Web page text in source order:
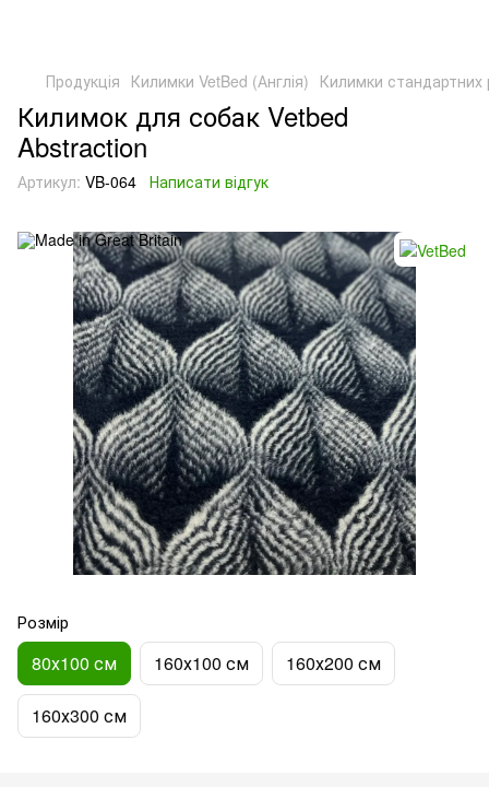
Продукція Килимки VetBed (Англія) Килимки стандартних
Килимок для собак Vetbed
Abstraction
Артикул: VB-064 Написати відгук
Розмір
80х100 см 160х100 см 160х200 см
160х300 см